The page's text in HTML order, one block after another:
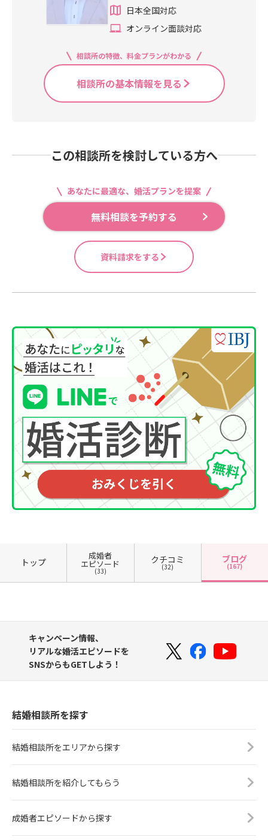
日本全国対応
オンライン面談対応
相談所の特徴、料金プランがわかる
相談所の基本情報を見る
この相談所を検討している方へ
あなたに最適な、婚活プランを提案
無料相談を予約する
資料請求をする
トップ
成婚者
エピソード
(33)
クチコミ
(32)
ブログ
(167)
キャンペーン情報、
リアルな婚活エピソードを
SNSからもGETしよう！
結婚相談所を探す
結婚相談所をエリアから探す
結婚相談所を紹介してもらう
成婚者エピソードから探す